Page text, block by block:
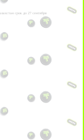
срок до 27 сентября